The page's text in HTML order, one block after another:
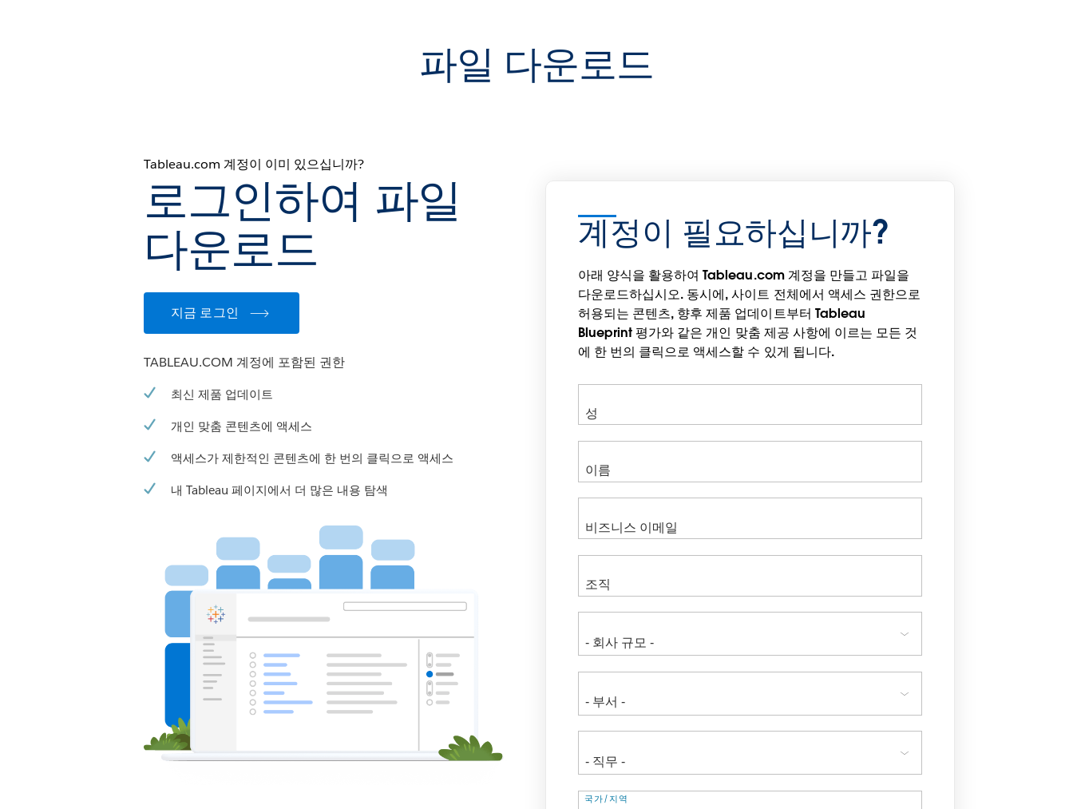
파일 다운로드
Tableau.com 계정이 이미 있으십니까?
로그인하여 파일
다운로드
지금 로그인
TABLEAU.COM 계정에 포함된 권한
최신 제품 업데이트
개인 맞춤 콘텐츠에 액세스
액세스가 제한적인 콘텐츠에 한 번의 클릭으로 액세스
내 Tableau 페이지에서 더 많은 내용 탐색
계정이 필요하십니까?
아래 양식을 활용하여 Tableau.com 계정을 만들고 파일을
다운로드하십시오. 동시에, 사이트 전체에서 액세스 권한으로
허용되는 콘텐츠, 향후 제품 업데이트부터 Tableau
Blueprint 평가와 같은 개인 맞춤 제공 사항에 이르는 모든 것
에 한 번의 클릭으로 액세스할 수 있게 됩니다.
주
국가/지역